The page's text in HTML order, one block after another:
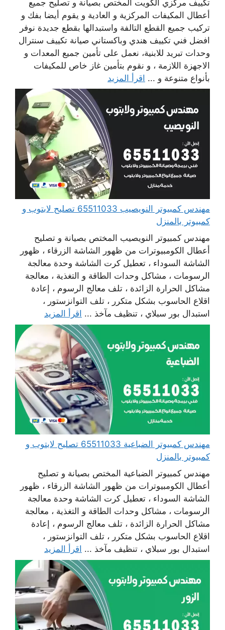
تكييف مركزي الكويت المختص بصيانة و تصليح جميع
أعطال المكيفات المركزية و العادية و يقوم أيضا بفك و
تركيب جميع القطع التالفة واستبدالها بقطع جديدة نوفر
افضل فني تكييف هندي وباكستاني صيانة تكييف سنترال
وحدات تبريد للابنية، نعمل على تأمين جميع المعدات و
الاجهزة اللازمة ، و نقوم بتأمين غاز خاص للمكيفات
بأنواع متنوعة و ... اقرأ المزيد
مهندس كمبيوتر النويصيب 65511033 تصليح لابتوب و
كمبيوتر بالمنزل
مهندس كمبيوتر النويصيب المختص بصيانة و تصليح
أعطال الكومبيوترات من ظهور الشاشة الزرقاء ، ظهور
الشاشة السوداء ، تعطيل كرت الشاشة وحدة معالجة
الرسومات ، مشاكل وحدات الطاقة و التغذية ، معالجة
مشاكل الحرارة الزائدة ، تلف معالج الرسوم ، إعادة
اقلاع الحاسوب بشكل متكرر ، تلف التوانزستور ،
استبدال بور سبلاي ، تنظيف مآخذ ... اقرأ المزيد
مهندس كمبيوتر الضباعية 65511033 تصليح لابتوب و
كمبيوتر بالمنزل
مهندس كمبيوتر الضباعية المختص بصيانة و تصليح
أعطال الكومبيوترات من ظهور الشاشة الزرقاء ، ظهور
الشاشة السوداء ، تعطيل كرت الشاشة وحدة معالجة
الرسومات ، مشاكل وحدات الطاقة و التغذية ، معالجة
مشاكل الحرارة الزائدة ، تلف معالج الرسوم ، إعادة
اقلاع الحاسوب بشكل متكرر ، تلف التوانزستور ،
استبدال بور سبلاي ، تنظيف مآخذ ... اقرأ المزيد